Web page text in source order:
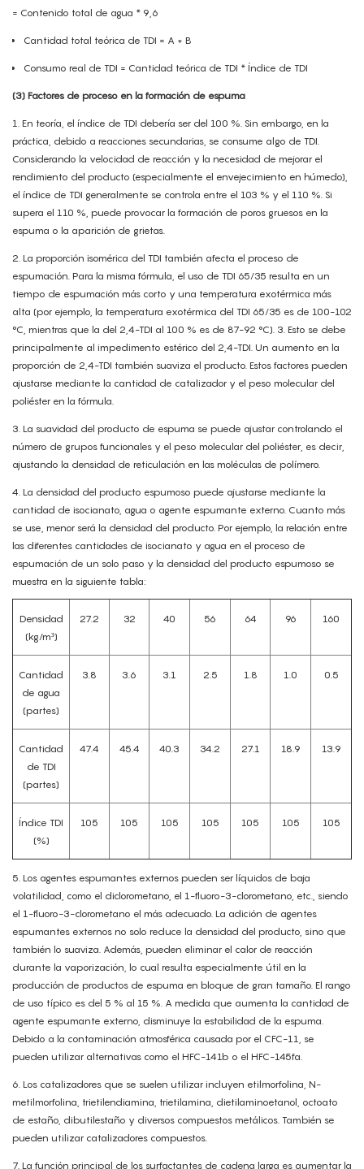
= Contenido total de agua * 9,6
Cantidad total teórica de TDI = A + B
Consumo real de TDI = Cantidad teórica de TDI * Índice de TDI
(3) Factores de proceso en la formación de espuma
1. En teoría, el índice de TDI debería ser del 100 %. Sin embargo, en la
práctica, debido a reacciones secundarias, se consume algo de TDI.
Considerando la velocidad de reacción y la necesidad de mejorar el
rendimiento del producto (especialmente el envejecimiento en húmedo),
el índice de TDI generalmente se controla entre el 103 % y el 110 %. Si
supera el 110 %, puede provocar la formación de poros gruesos en la
espuma o la aparición de grietas.
2. La proporción isomérica del TDI también afecta el proceso de
espumación. Para la misma fórmula, el uso de TDI 65/35 resulta en un
tiempo de espumación más corto y una temperatura exotérmica más
alta (por ejemplo, la temperatura exotérmica del TDI 65/35 es de 100-102
°C, mientras que la del 2,4-TDI al 100 % es de 87-92 °C). 3. Esto se debe
principalmente al impedimento estérico del 2,4-TDI. Un aumento en la
proporción de 2,4-TDI también suaviza el producto. Estos factores pueden
ajustarse mediante la cantidad de catalizador y el peso molecular del
poliéster en la fórmula.
3. La suavidad del producto de espuma se puede ajustar controlando el
número de grupos funcionales y el peso molecular del poliéster, es decir,
ajustando la densidad de reticulación en las moléculas de polímero.
4. La densidad del producto espumoso puede ajustarse mediante la
cantidad de isocianato, agua o agente espumante externo. Cuanto más
se use, menor será la densidad del producto. Por ejemplo, la relación entre
las diferentes cantidades de isocianato y agua en el proceso de
espumación de un solo paso y la densidad del producto espumoso se
muestra en la siguiente tabla:
Densidad
(kg/m³)
27.2 32 40 56 64 96 160
Cantidad
de agua
(partes)
3.8 3.6 3.1 2.5 1.8 1.0 0.5
Cantidad
de TDI
(partes)
47.4 45.4 40.3 34.2 27.1 18.9 13.9
Índice TDI
(%)
105 105 105 105 105 105 105
5. Los agentes espumantes externos pueden ser líquidos de baja
volatilidad, como el diclorometano, el 1-fluoro-3-clorometano, etc., siendo
el 1-fluoro-3-clorometano el más adecuado. La adición de agentes
espumantes externos no solo reduce la densidad del producto, sino que
también lo suaviza. Además, pueden eliminar el calor de reacción
durante la vaporización, lo cual resulta especialmente útil en la
producción de productos de espuma en bloque de gran tamaño. El rango
de uso típico es del 5 % al 15 %. A medida que aumenta la cantidad de
agente espumante externo, disminuye la estabilidad de la espuma.
Debido a la contaminación atmosférica causada por el CFC-11, se
pueden utilizar alternativas como el HFC-141b o el HFC-145fa.
6. Los catalizadores que se suelen utilizar incluyen etilmorfolina, N-
metilmorfolina, trietilendiamina, trietilamina, dietilaminoetanol, octoato
de estaño, dibutilestaño y diversos compuestos metálicos. También se
pueden utilizar catalizadores compuestos.
7. La función principal de los surfactantes de cadena larga es aumentar la